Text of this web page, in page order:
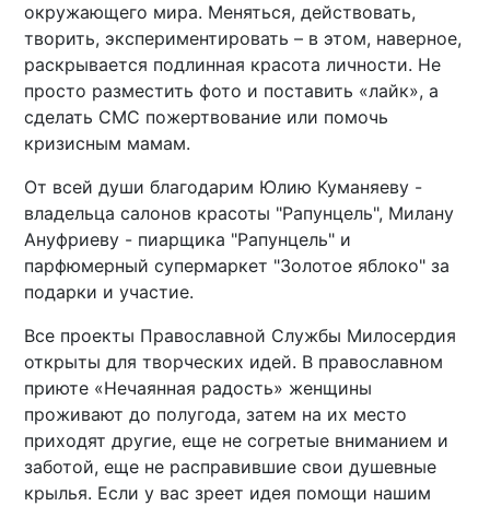
окружающего мира. Меняться, действовать,
творить, экспериментировать – в этом, наверное,
раскрывается подлинная красота личности. Не
просто разместить фото и поставить «лайк», а
сделать СМС пожертвование или помочь
кризисным мамам.
От всей души благодарим Юлию Куманяеву -
владельца салонов красоты "Рапунцель", Милану
Ануфриеву - пиарщика "Рапунцель" и
парфюмерный супермаркет "Золотое яблоко" за
подарки и участие.
Все проекты Православной Службы Милосердия
открыты для творческих идей. В православном
приюте «Нечаянная радость» женщины
проживают до полугода, затем на их место
приходят другие, еще не согретые вниманием и
заботой, еще не расправившие свои душевные
крылья. Если у вас зреет идея помощи нашим